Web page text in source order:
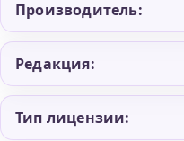
Производитель:
Редакция:
Тип лицензии: